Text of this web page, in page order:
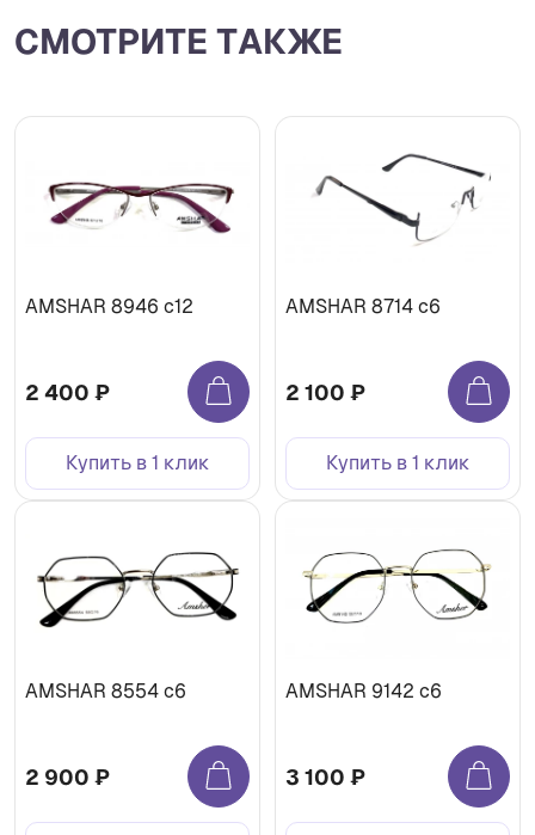
СМОТРИТЕ ТАКЖЕ
AMSHAR 8946 c12
2 400 ₽
Купить в 1 клик
AMSHAR 8714 c6
2 100 ₽
Купить в 1 клик
AMSHAR 8554 c6
2 900 ₽
AMSHAR 9142 c6
3 100 ₽